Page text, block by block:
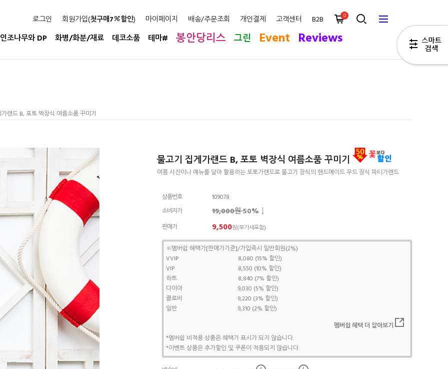
로그인 회원가입(첫구매7 할인) 마이페이지 배송/주문조회 개인결제 고객센터 B2B 0
인조나무와 DP 화병/화분/재료 데코소품 테마# 봉안당리스 그린 Event Reviews
랜드 B, 포토 벽장식 여름소품 꾸미기
물고기 집게가랜드 B, 포토 벽장식 여름소품 꾸미기
여름 사진이나 메뉴를 달아 활용하는 포토가랜드로 물고기 장식의 핸드메이드 우드 장식 파티가랜드
상품번호
109078
소비자가
19,000원50% ↓
판매가 9,500원(부가세포함)
※멤버쉽 혜택가[판매가기준]/가입즉시 일반회원(2%)
VVIP
8,080 (15% 할인)
VIP
8,550 (10% 할인)
하트
8,840 (7% 할인)
다이아
9,030 (5% 할인)
클로바
9,220 (3% 할인)
일반
9,310 (2% 할인)
멤버쉽 혜택 더 알아보기
*멤버쉽 비적용 상품은 혜택가 표시가 되지 않습니다.
*이벤트 상품은 추가할인 및 쿠폰이 적용되지 않습니다.